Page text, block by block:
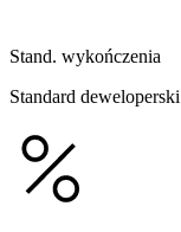
Stand. wykończenia
Standard deweloperski